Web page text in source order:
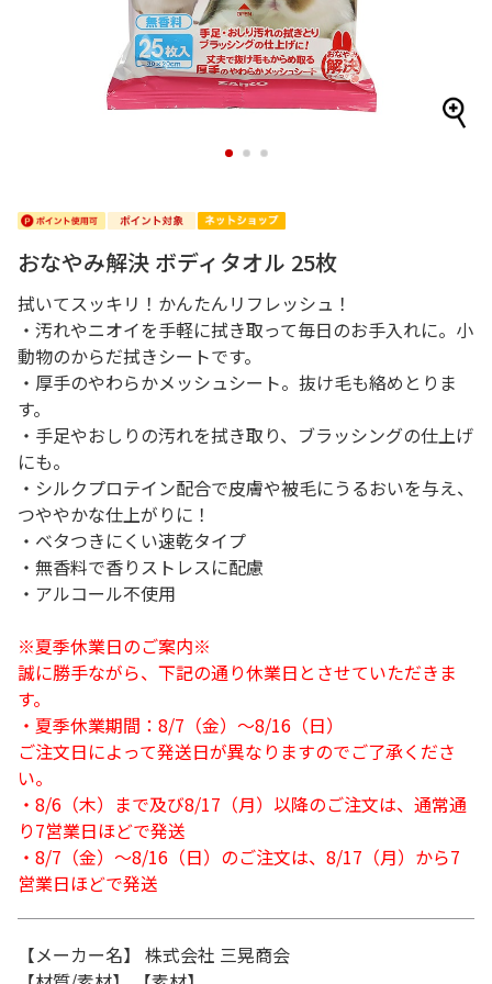
1 2 3
おなやみ解決 ボディタオル 25枚
拭いてスッキリ！かんたんリフレッシュ！
・汚れやニオイを手軽に拭き取って毎日のお手入れに。小
動物のからだ拭きシートです。
・厚手のやわらかメッシュシート。抜け毛も絡めとりま
す。
・手足やおしりの汚れを拭き取り、ブラッシングの仕上げ
にも。
・シルクプロテイン配合で皮膚や被毛にうるおいを与え、
つややかな仕上がりに！
・ベタつきにくい速乾タイプ
・無香料で香りストレスに配慮
・アルコール不使用
※夏季休業日のご案内※
誠に勝手ながら、下記の通り休業日とさせていただきま
す。
・夏季休業期間：8/7（金）～8/16（日）
ご注文日によって発送日が異なりますのでご了承くださ
い。
・8/6（木）まで及び8/17（月）以降のご注文は、通常通
り7営業日ほどで発送
・8/7（金）～8/16（日）のご注文は、8/17（月）から7
営業日ほどで発送
【メーカー名】 株式会社 三晃商会